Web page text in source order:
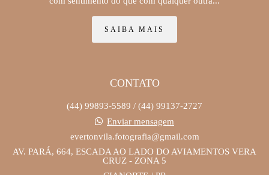
SAIBA MAIS
CONTATO
(44) 99893-5589 / (44) 99137-2727
Enviar mensagem
evertonvila.fotografia@gmail.com
AV. PARÁ, 664, ESCADA AO LADO DO AVIAMENTOS VERA
CRUZ - ZONA 5